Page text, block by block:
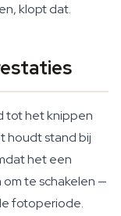
klopt dat.
tot het knippen
houdt stand bij
het een
te schakelen —
fotoperiode.